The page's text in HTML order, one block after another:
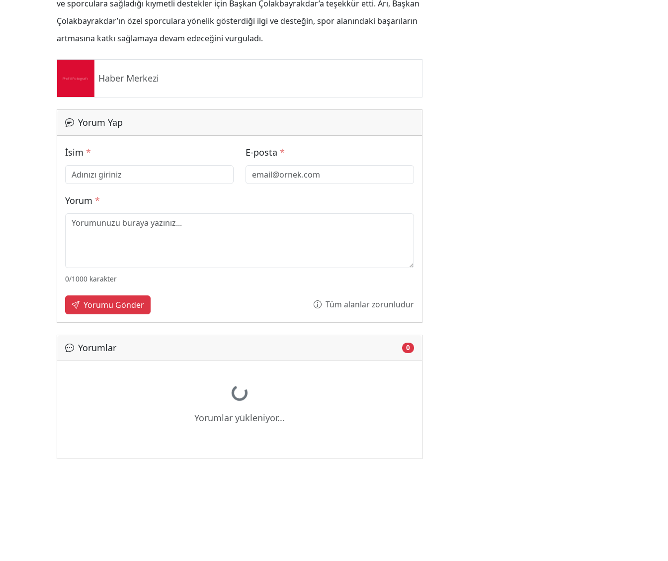
ve sporculara sağladığı kıymetli destekler için Başkan Çolakbayrakdar’a teşekkür etti. Arı, Başkan
Çolakbayrakdar’ın özel sporculara yönelik gösterdiği ilgi ve desteğin, spor alanındaki başarıların
artmasına katkı sağlamaya devam edeceğini vurguladı.
Haber Merkezi
Yorum Yap
İsim * E-posta *
Yorum *
0/1000 karakter
Yorumu Gönder Tüm alanlar zorunludur
Yorumlar 0
Yükleniyor...
Yorumlar yükleniyor...